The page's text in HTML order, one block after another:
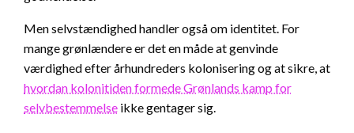
Men selvstændighed handler også om identitet. For
mange grønlændere er det en måde at genvinde
værdighed efter århundreders kolonisering og at sikre, at
hvordan kolonitiden formede Grønlands kamp for
selvbestemmelse ikke gentager sig.